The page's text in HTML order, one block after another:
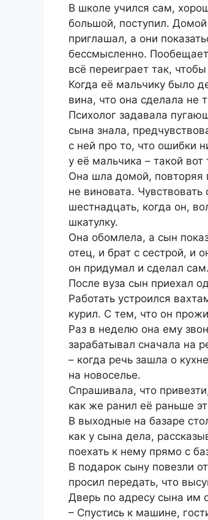
В школе учился сам,
большой, поступил.
приглашал, а они
бессмысленно.
всё переиграет так,
Когда её мальчику было
вина, что она сделала не
Психолог задавала
сына знала,
с ней про то, что ошибки
у её мальчика – такой
Она шла домой, повторяя
не виновата.
шестнадцать, когда он,
шкатулку.
Она обомлела, а сын
отец, и брат с сестрой, и
он придумал и сделал сам.
После вуза сын приехал
Работать устроился
курил. С тем, что он
Раз в неделю она ему
зарабатывал сначала на
– когда речь зашла о
на новоселье.
Спрашивала, что
как же ранил её раньше
В выходные на базаре
как у сына дела,
поехать к нему прямо с
В подарок сыну повезли
просил передать, что
Дверь по адресу сына им
– Спустись к машине,